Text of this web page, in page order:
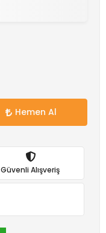
Hemen Al
Güvenli Alışveriş